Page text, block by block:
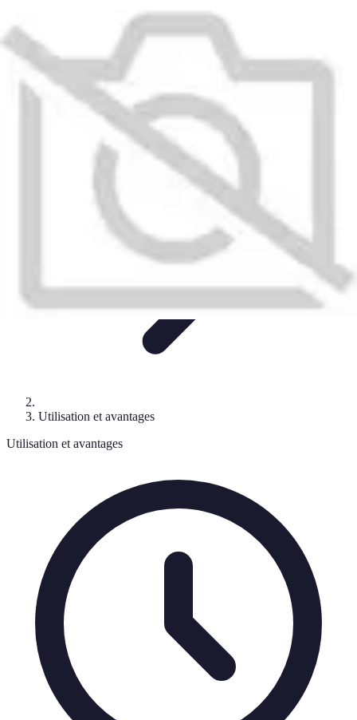
Achat et choix de remorque
de remorques
Guides pratiques
Remorque Agricole
Utilisation et avantages
Utilisation et avantages